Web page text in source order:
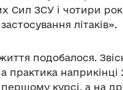
Сил ЗСУ і чотири
літаків».
подобалося.
практика
курсі, а на